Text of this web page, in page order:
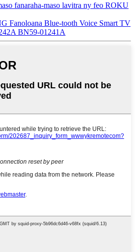
fanaraha-maso lavitra ny feo ROKU
Fanoloana Blue-tooth Voice Smart TV
BN59-01241A